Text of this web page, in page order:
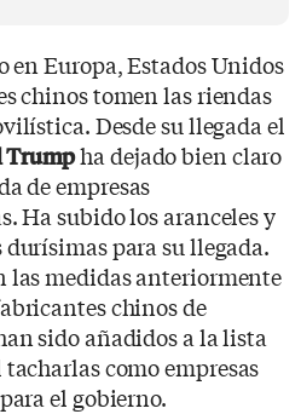
en Europa, Estados Unidos
chinos tomen las riendas
Desde su llegada el
Trumpha dejado bien claro
de empresas
Ha subido los aranceles y
para su llegada.
las medidas anteriormente
chinos de
sido añadidos a la lista
como empresas
el gobierno.